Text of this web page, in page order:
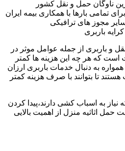
ناوگان حمل و نقل کشور
تمامی بارها با همکاری بیمه ایران
مجوز های ترافیکی
باربری
و باربری از جمله عوامل موثر در
است که هر چه این هزینه ها کمتر
همواره به دنبال خدمات باربری ارزان
تا بتوانند با صرف هزینه کمتر
نیاز به اسباب کشی دارند،پیدا کردن
اثاثیه منزل از اهمیت بالایی